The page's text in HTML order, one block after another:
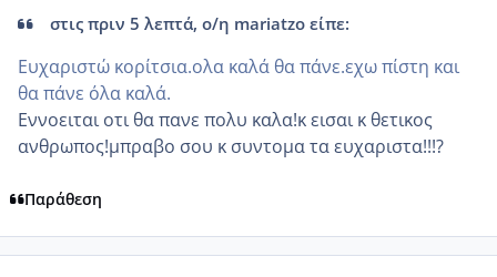
στις πριν 5 λεπτά, ο/η mariatzo είπε:
Ευχαριστώ κορίτσια.ολα καλά θα πάνε.εχω πίστη και
θα πάνε όλα καλά.
Εννοειται οτι θα πανε πολυ καλα!κ εισαι κ θετικος
ανθρωπος!μπραβο σου κ συντομα τα ευχαριστα!!!?
Παράθεση